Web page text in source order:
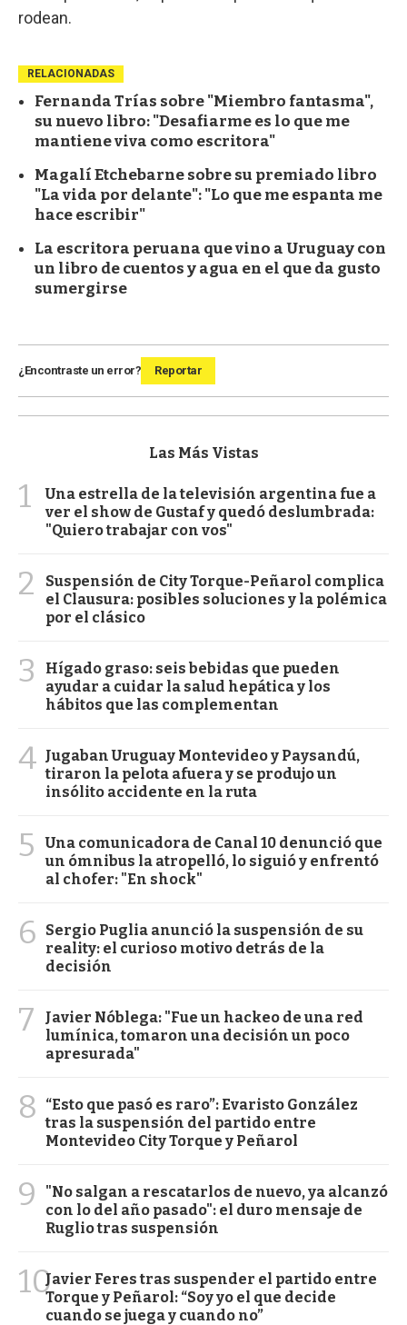
rodean.
RELACIONADAS
Fernanda Trías sobre "Miembro fantasma",
su nuevo libro: "Desafiarme es lo que me
mantiene viva como escritora"
Magalí Etchebarne sobre su premiado libro
"La vida por delante": "Lo que me espanta me
hace escribir"
La escritora peruana que vino a Uruguay con
un libro de cuentos y agua en el que da gusto
sumergirse
¿Encontraste un error? Reportar
Las Más Vistas
1
Una estrella de la televisión argentina fue a
ver el show de Gustaf y quedó deslumbrada:
"Quiero trabajar con vos"
2
Suspensión de City Torque-Peñarol complica
el Clausura: posibles soluciones y la polémica
por el clásico
3
Hígado graso: seis bebidas que pueden
ayudar a cuidar la salud hepática y los
hábitos que las complementan
4 Jugaban Uruguay Montevideo y Paysandú,
tiraron la pelota afuera y se produjo un
insólito accidente en la ruta
5
Una comunicadora de Canal 10 denunció que
un ómnibus la atropelló, lo siguió y enfrentó
al chofer: "En shock"
6
Sergio Puglia anunció la suspensión de su
reality: el curioso motivo detrás de la
decisión
7
Javier Nóblega: "Fue un hackeo de una red
lumínica, tomaron una decisión un poco
apresurada"
8
“Esto que pasó es raro”: Evaristo González
tras la suspensión del partido entre
Montevideo City Torque y Peñarol
9
"No salgan a rescatarlos de nuevo, ya alcanzó
con lo del año pasado": el duro mensaje de
Ruglio tras suspensión
10Javier Feres tras suspender el partido entre
Torque y Peñarol: “Soy yo el que decide
cuando se juega y cuando no”